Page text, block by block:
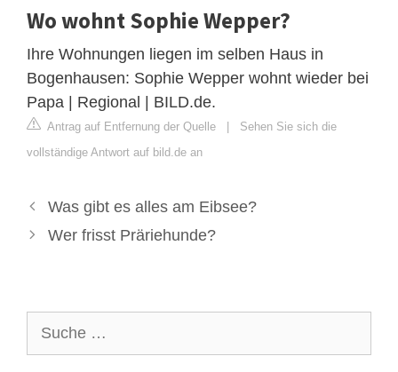
Wo wohnt Sophie Wepper?
Ihre Wohnungen liegen im selben Haus in
Bogenhausen: Sophie Wepper wohnt wieder bei
Papa | Regional | BILD.de.
Antrag auf Entfernung der Quelle | Sehen Sie sich die
vollständige Antwort auf bild.de an
Was gibt es alles am Eibsee?
Wer frisst Präriehunde?
nach: